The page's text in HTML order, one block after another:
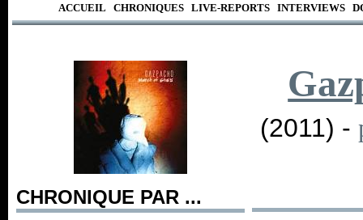
ACCUEIL CHRONIQUES LIVE-REPORTS INTERVIEWS
CHRONIQUE PAR ...
(2011) -